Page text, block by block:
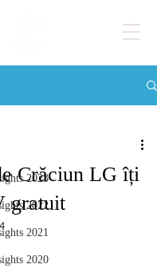
2023
2022
2021
2020
Crăciun LG îți
gratuit